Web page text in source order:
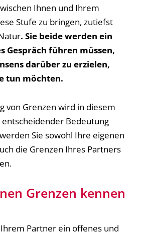
Ihnen und Ihrem
Stufe zu bringen, zutiefst
. Sie beide werden ein
Gespräch führen müssen,
darüber zu erzielen,
tun möchten.
von Grenzen wird in diesem
entscheidender Bedeutung
Sie sowohl Ihre eigenen
die Grenzen Ihres Partners
Grenzen kennen
Partner ein offenes und